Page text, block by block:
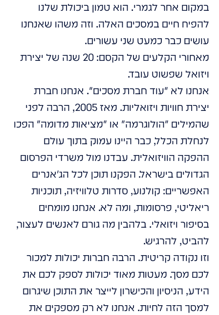
במקום אחר לגמרי. הוא טמון ביכולת שלנו
להפיח חיים במסכים האלה. וזה משהו שאנחנו
עושים כבר כמעט שני עשורים.
מאחורי הקלעים של הקסם: 20 שנה של יצירת
ויזואל שפשוט עובד.
אנחנו לא "עוד חברת מסכים". אנחנו חברת
יצירת חוויות ויזואליות. מאז 2005, הרבה לפני
שהמילים "הולוגרמה" או "מציאות מדומה" הפכו
לנחלת הכלל, כבר היינו עמוק בתוך עולם
ההפקה הוויזואלית. עבדנו מול משרדי הפרסום
הגדולים בישראל. הפקנו תוכן לכל הג'אנרים
האפשריים: קולנוע, סדרות טלוויזיה, תוכניות
ריאליטי, פרסומות, ומה לא. אנחנו מומחים
בסיפור ויזואלי. בלהבין מה גורם לאנשים לעצור,
להביט, להרגיש.
וזו נקודה קריטית. הרבה חברות יכולות למכור
לכם מסך. מעטות מאוד יכולות לספק לכם את
הידע, הניסיון והכישרון לייצר את התוכן שיגרום
למסך הזה לחיות. אנחנו לא רק מספקים את